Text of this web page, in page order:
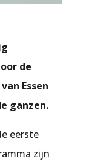
de
Essen
ganzen.
eerste
zijn